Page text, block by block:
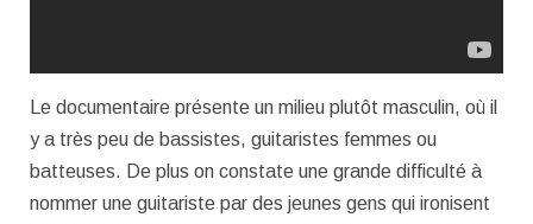
Le documentaire présente un milieu plutôt masculin, où il
y a très peu de bassistes, guitaristes femmes ou
batteuses. De plus on constate une grande difficulté à
nommer une guitariste par des jeunes gens qui ironisent